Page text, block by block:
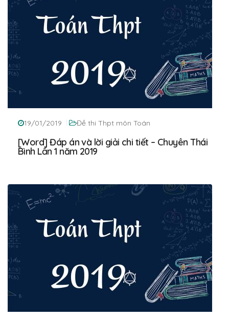
19/01/2019 Đề thi Thpt môn Toán
[Word] Đáp án và lời giải chi tiết – Chuyên Thái
Bình Lần 1 năm 2019